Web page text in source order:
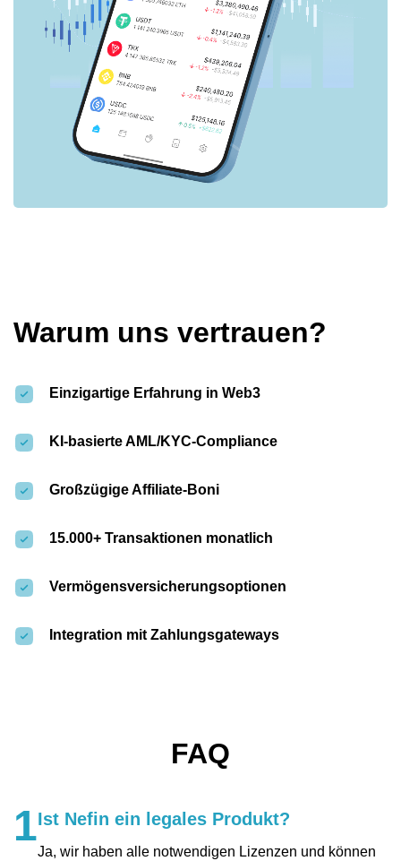
Warum uns vertrauen?
Einzigartige Erfahrung in Web3
KI-basierte AML/KYC-Compliance
Großzügige Affiliate-Boni
15.000+ Transaktionen monatlich
Vermögensversicherungsoptionen
Integration mit Zahlungsgateways
FAQ
1Ist Nefin ein legales Produkt?
Ja, wir haben alle notwendigen Lizenzen und können